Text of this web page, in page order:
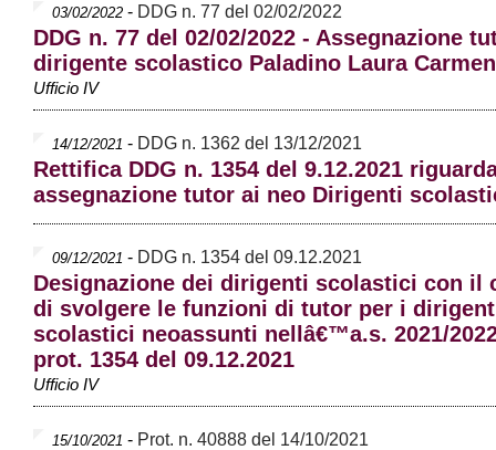
03/02/2022 - DDG n. 77 del 02/02/2022
DDG n. 77 del 02/02/2022 - Assegnazione
dirigente scolastico Paladino Laura Carmen
Ufficio IV
14/12/2021 - DDG n. 1362 del 13/12/2021
Rettifica DDG n. 1354 del 9.12.2021
assegnazione tutor ai neo Dirigenti
09/12/2021 - DDG n. 1354 del 09.12.2021
Designazione dei dirigenti scolastici con il
di svolgere le funzioni di tutor per i
scolastici neoassunti nellâ€™a.s. 2021/
prot. 1354 del 09.12.2021
Ufficio IV
15/10/2021 - Prot. n. 40888 del 14/10/2021